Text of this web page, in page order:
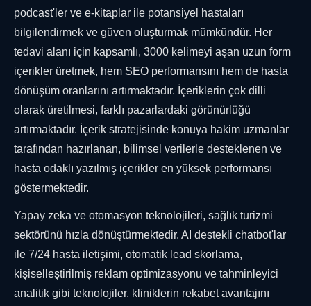
podcast'ler ve e-kitaplar ile potansiyel hastaları
bilgilendirmek ve güven oluşturmak mümkündür. Her
tedavi alanı için kapsamlı, 3000 kelimeyi aşan uzun form
içerikler üretmek, hem SEO performansını hem de hasta
dönüşüm oranlarını artırmaktadır. İçeriklerin çok dilli
olarak üretilmesi, farklı pazarlardaki görünürlüğü
artırmaktadır. İçerik stratejisinde konuya hakim uzmanlar
tarafından hazırlanan, bilimsel verilerle desteklenen ve
hasta odaklı yazılmış içerikler en yüksek performansı
göstermektedir.
Yapay zeka ve otomasyon teknolojileri, sağlık turizmi
sektörünü hızla dönüştürmektedir. AI destekli chatbot'lar
ile 7/24 hasta iletişimi, otomatik lead skorlama,
kişiselleştirilmiş reklam optimizasyonu ve tahminleyici
analitik gibi teknolojiler, kliniklerin rekabet avantajını